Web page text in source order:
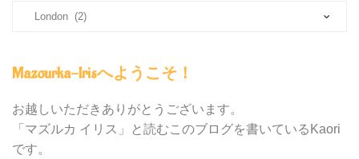
の
テ
ゴ
リ
Mazourka-Irisへようこそ！
お越しいただきありがとうございます。
「マズルカ イリス」と読むこのブログを書いているKaori
です。